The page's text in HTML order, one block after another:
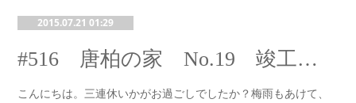
2015.07.21 01:29
#516 唐柏の家 No.19 竣工写真
こんにちは。三連休いかがお過ごしでしたか？梅雨もあけて、